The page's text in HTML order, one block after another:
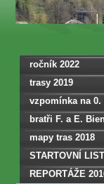
ročník 2022
trasy 2019
vzpomínka na 0.
bratři F. a E.
mapy tras 2018
STARTOVNÍ
REPORTÁŽE